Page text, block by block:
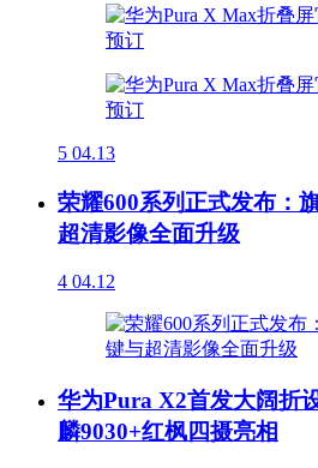
5 04.13
荣耀600系列正式发布：
超清影像全面升级
4 04.12
华为Pura X2首发大阔折
麟9030+红枫四摄亮相